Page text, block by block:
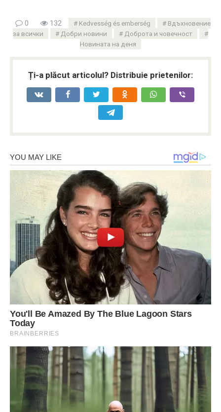
0 132 Kedvesség és emberség
Вдъхновение
за всички
Добри новини
Доброта и човечност
Новината на деня
Ți-a plăcut articolul? Distribuie prietenilor: